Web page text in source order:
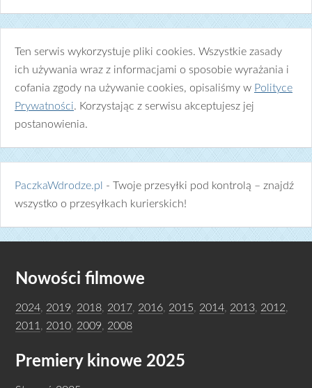
Ten serwis wykorzystuje pliki cookies. Wszystkie zasady
ich używania wraz z informacjami o sposobie wyrażania i
cofania zgody na używanie cookies, opisaliśmy w Polityce
Prywatności. Korzystając z serwisu akceptujesz jej
postanowienia.
PaczkaWdrodze.pl
- Twoje przesyłki pod kontrolą – znajdź
wszystko o przesyłkach kurierskich!
Nowości filmowe
2024, 2019, 2018, 2017, 2016, 2015, 2014, 2013, 2012,
2011, 2010, 2009, 2008
Premiery kinowe 2025